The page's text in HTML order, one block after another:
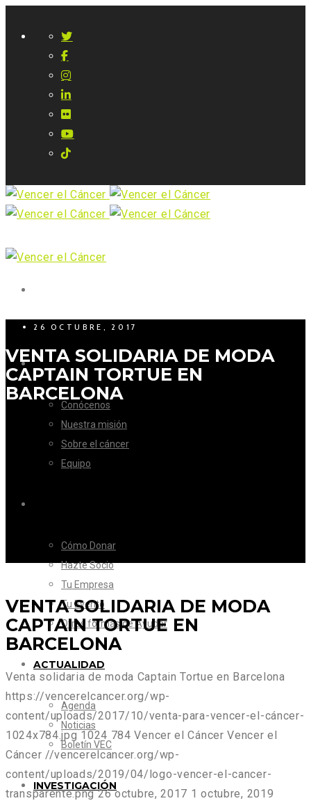
LA FUNDACIÓN
Conócenos
Nuestra misión
Sobre el cáncer
Equipo
Cómo Donar
Hazte Socio
Tu Empresa
Tu Evento
Otras formas de Ayudar
ACTUALIDAD
Agenda
Noticias
Boletín VEC
INVESTIGACIÓN
26 OCTUBRE, 2017
VENTA SOLIDARIA DE MODA
CAPTAIN TORTUE EN
BARCELONA
VENTA SOLIDARIA DE MODA
CAPTAIN TORTUE EN
BARCELONA
Venta solidaria de moda Captain Tortue en Barcelona
https://vencerelcancer.org/wp-
content/uploads/2017/10/venta-para-vencer-el-cáncer-
1024x784.jpg 1024 784 Vencer el Cáncer Vencer el
Cáncer //vencerelcancer.org/wp-
content/uploads/2019/04/logo-vencer-el-cancer-
transparente.png 26 octubre, 2017 1 octubre, 2019